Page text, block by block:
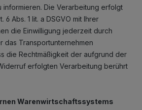
informieren. Die Verarbeitung erfolgt
6 Abs. 1 lit. a DSGVO mit Ihrer
die Einwilligung jederzeit durch
das Transportunternehmen
die Rechtmäßigkeit der aufgrund der
erfolgten Verarbeitung berührt
Warenwirtschaftssystems